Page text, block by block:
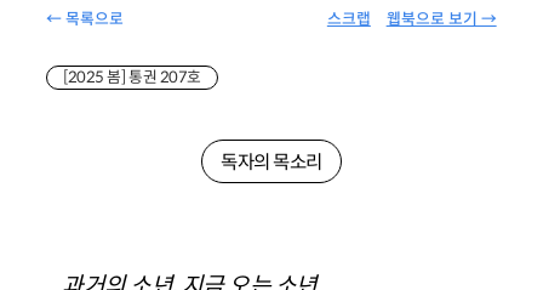
← 목록으로 웹북으로 보기 →
스크랩
[2025 봄] 통권 207호
독자의 목소리